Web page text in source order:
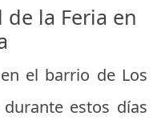
de la Feria en
el barrio de Los
estos días